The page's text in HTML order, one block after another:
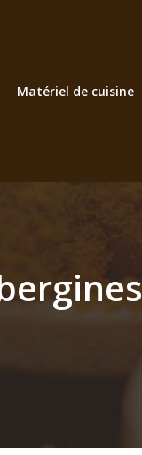
Matériel de cuisine